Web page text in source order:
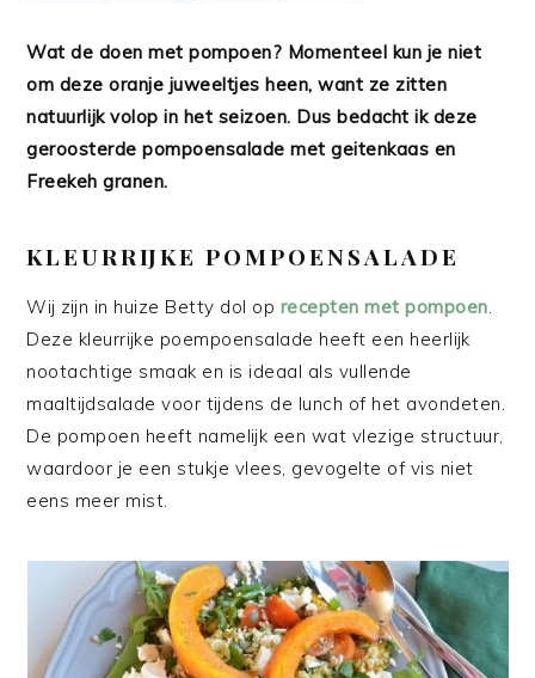
Wat de doen met pompoen? Momenteel kun je niet
om deze oranje juweeltjes heen, want ze zitten
natuurlijk volop in het seizoen. Dus bedacht ik deze
geroosterde pompoensalade met geitenkaas en
Freekeh granen.
KLEURRIJKE POMPOENSALADE
Wij zijn in huize Betty dol op recepten met pompoen.
Deze kleurrijke poempoensalade heeft een heerlijk
nootachtige smaak en is ideaal als vullende
maaltijdsalade voor tijdens de lunch of het avondeten.
De pompoen heeft namelijk een wat vlezige structuur,
waardoor je een stukje vlees, gevogelte of vis niet
eens meer mist.